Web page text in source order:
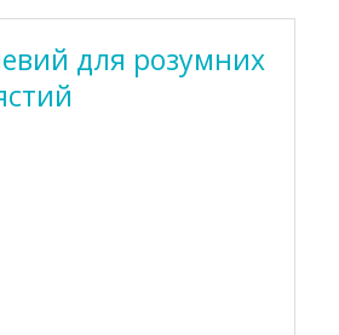
для розумних